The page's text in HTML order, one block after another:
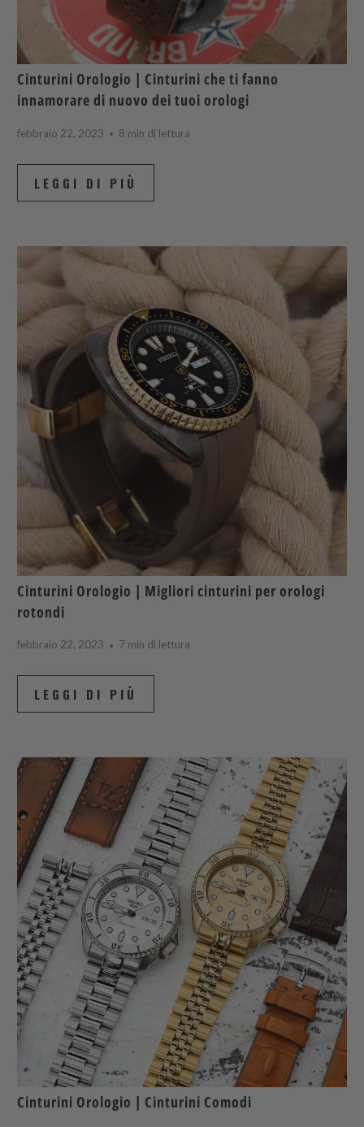
Cinturini Orologio | Cinturini che ti fanno
innamorare di nuovo dei tuoi orologi
febbraio 22, 2023 8 min di lettura
LEGGI DI PIÙ
Cinturini Orologio | Migliori cinturini per orologi
rotondi
febbraio 22, 2023 7 min di lettura
LEGGI DI PIÙ
Cinturini Orologio | Cinturini Comodi